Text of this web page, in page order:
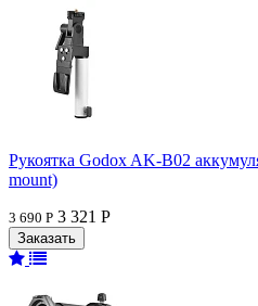
Рукоятка Godox AK-B02
mount)
3 690 Р 3 321 Р